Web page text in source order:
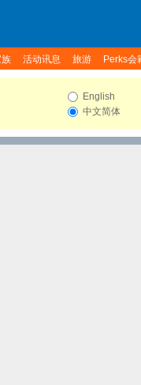
活动讯息 旅游 Perks会
English
中文简体